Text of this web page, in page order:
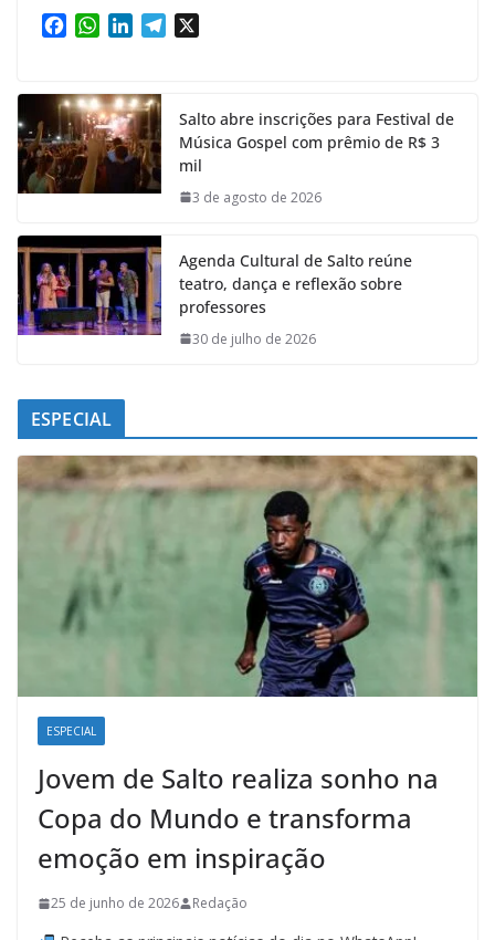
e
b
o
o
k
W
t
s
A
p
p
k
e
d
n
m
Salto abre inscrições para Festival de
Música Gospel com prêmio de R$ 3
mil
3 de agosto de 2026
Agenda Cultural de Salto reúne
teatro, dança e reflexão sobre
professores
30 de julho de 2026
ESPECIAL
ESPECIAL
Jovem de Salto realiza sonho na
Copa do Mundo e transforma
emoção em inspiração
25 de junho de 2026 Redação